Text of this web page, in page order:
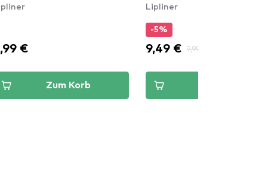
€
Zum Korb
Lipliner
-5%
9,49 € 9,99 €